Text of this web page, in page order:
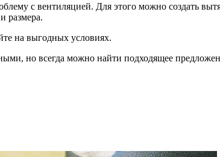
с вентиляцией. Для этого можно создать
размера.
на выгодных условиях.
но всегда можно найти подходящее